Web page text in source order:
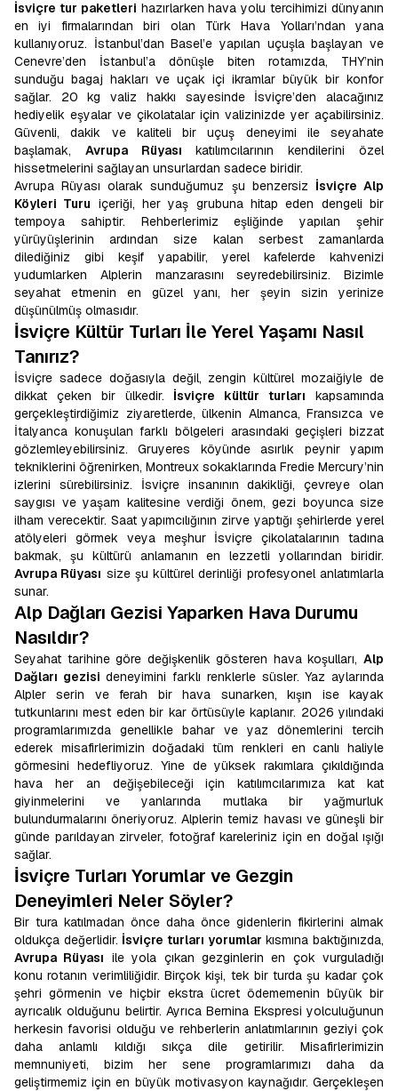
İsviçre tur paketleri hazırlarken hava yolu tercihimizi dünyanın
en iyi firmalarından biri olan Türk Hava Yolları’ndan yana
kullanıyoruz. İstanbul’dan Basel’e yapılan uçuşla başlayan ve
Cenevre’den İstanbul’a dönüşle biten rotamızda, THY’nin
sunduğu bagaj hakları ve uçak içi ikramlar büyük bir konfor
sağlar. 20 kg valiz hakkı sayesinde İsviçre’den alacağınız
hediyelik eşyalar ve çikolatalar için valizinizde yer açabilirsiniz.
Güvenli, dakik ve kaliteli bir uçuş deneyimi ile seyahate
başlamak, Avrupa Rüyası katılımcılarının kendilerini özel
hissetmelerini sağlayan unsurlardan sadece biridir.
Avrupa Rüyası olarak sunduğumuz şu benzersiz İsviçre Alp
Köyleri Turu içeriği, her yaş grubuna hitap eden dengeli bir
tempoya sahiptir. Rehberlerimiz eşliğinde yapılan şehir
yürüyüşlerinin ardından size kalan serbest zamanlarda
dilediğiniz gibi keşif yapabilir, yerel kafelerde kahvenizi
yudumlarken Alplerin manzarasını seyredebilirsiniz. Bizimle
seyahat etmenin en güzel yanı, her şeyin sizin yerinize
düşünülmüş olmasıdır.
İsviçre Kültür Turları İle Yerel Yaşamı Nasıl
Tanırız?
İsviçre sadece doğasıyla değil, zengin kültürel mozaiğiyle de
dikkat çeken bir ülkedir. İsviçre kültür turları kapsamında
gerçekleştirdiğimiz ziyaretlerde, ülkenin Almanca, Fransızca ve
İtalyanca konuşulan farklı bölgeleri arasındaki geçişleri bizzat
gözlemleyebilirsiniz. Gruyeres köyünde asırlık peynir yapım
tekniklerini öğrenirken, Montreux sokaklarında Fredie Mercury’nin
izlerini sürebilirsiniz. İsviçre insanının dakikliği, çevreye olan
saygısı ve yaşam kalitesine verdiği önem, gezi boyunca size
ilham verecektir. Saat yapımcılığının zirve yaptığı şehirlerde yerel
atölyeleri görmek veya meşhur İsviçre çikolatalarının tadına
bakmak, şu kültürü anlamanın en lezzetli yollarından biridir.
Avrupa Rüyası size şu kültürel derinliği profesyonel anlatımlarla
sunar.
Alp Dağları Gezisi Yaparken Hava Durumu
Nasıldır?
Seyahat tarihine göre değişkenlik gösteren hava koşulları, Alp
Dağları gezisi deneyimini farklı renklerle süsler. Yaz aylarında
Alpler serin ve ferah bir hava sunarken, kışın ise kayak
tutkunlarını mest eden bir kar örtüsüyle kaplanır. 2026 yılındaki
programlarımızda genellikle bahar ve yaz dönemlerini tercih
ederek misafirlerimizin doğadaki tüm renkleri en canlı haliyle
görmesini hedefliyoruz. Yine de yüksek rakımlara çıkıldığında
hava her an değişebileceği için katılımcılarımıza kat kat
giyinmelerini ve yanlarında mutlaka bir yağmurluk
bulundurmalarını öneriyoruz. Alplerin temiz havası ve güneşli bir
günde parıldayan zirveler, fotoğraf kareleriniz için en doğal ışığı
sağlar.
İsviçre Turları Yorumlar ve Gezgin
Deneyimleri Neler Söyler?
Bir tura katılmadan önce daha önce gidenlerin fikirlerini almak
oldukça değerlidir. İsviçre turları yorumlar kısmına baktığınızda,
Avrupa Rüyası ile yola çıkan gezginlerin en çok vurguladığı
konu rotanın verimliliğidir. Birçok kişi, tek bir turda şu kadar çok
şehri görmenin ve hiçbir ekstra ücret ödememenin büyük bir
ayrıcalık olduğunu belirtir. Ayrıca Bernina Ekspresi yolculuğunun
herkesin favorisi olduğu ve rehberlerin anlatımlarının geziyi çok
daha anlamlı kıldığı sıkça dile getirilir. Misafirlerimizin
memnuniyeti, bizim her sene programlarımızı daha da
geliştirmemiz için en büyük motivasyon kaynağıdır. Gerçekleşen